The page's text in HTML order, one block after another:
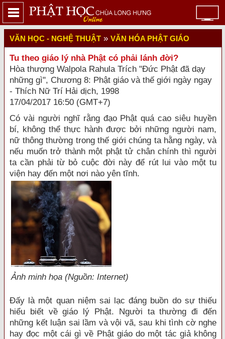
VĂN HỌC - NGHỆ THUẬT » VĂN HÓA PHẬT GIÁO
Tu theo giáo lý nhà Phật có phải lánh đời?
Hòa thượng Walpola Rahula Trích "Đức Phật đã dạy
những gì", Chương 8: Phật giáo và thế giới ngày ngay
- Thích Nữ Trí Hải dịch, 1998
17/04/2017 16:50 (GMT+7)
Có vài người nghĩ rằng đạo Phật quá cao siêu huyền
bí, không thể thực hành được bởi những người nam,
nữ thông thường trong thế giới chúng ta hằng ngày, và
nếu muốn trở thành một phật tử chân chính thì người
ta cần phải từ bỏ cuộc đời này để rút lui vào một tu
viện hay đến một nơi nào yên tĩnh.
Ảnh minh họa (Nguồn: Internet)
Ðấy là một quan niệm sai lạc đáng buồn do sự thiếu
hiểu biết về giáo lý Phật. Người ta thường đi đến
những kết luận sai lầm và vội vã, sau khi tình cờ nghe
hay đọc một cái gì về Phật giáo do một tác giả không